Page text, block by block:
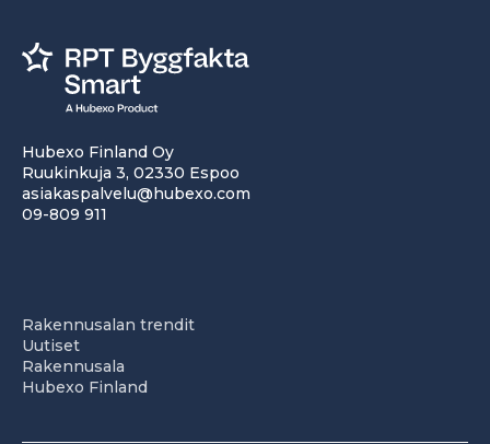
Hubexo Finland Oy
Ruukinkuja 3, 02330 Espoo
asiakaspalvelu@hubexo.com
09-809 911
Rakennusalan trendit
Uutiset
Rakennusala
Hubexo Finland